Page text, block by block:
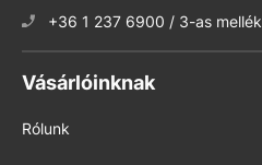
+36 1 237 6900 / 3-as mellék
Vásárlóinknak
Rólunk